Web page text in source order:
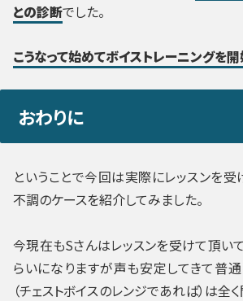
との診断でした。
こうなって始めてボイストレーニングを開
おわりに
ということで今回は実際にレッスンを
不調のケースを紹介してみました。
今現在もSさんはレッスンを受けて頂いて
らいになりますが声も安定してきて普
（チェストボイスのレンジであれば）は全